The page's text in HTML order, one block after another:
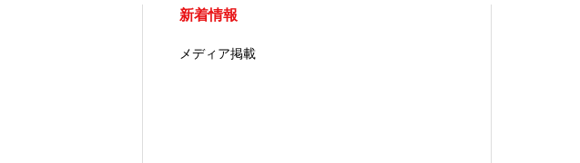
新着情報
メディア掲載